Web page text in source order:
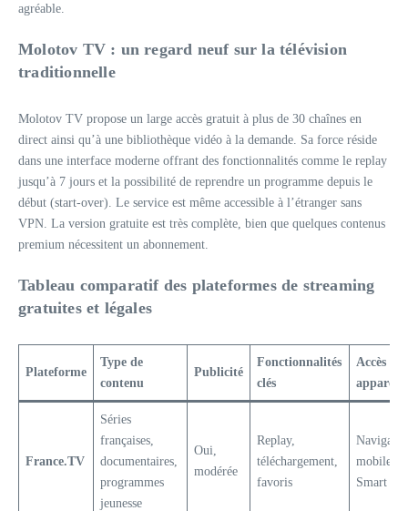
agréable.
Molotov TV : un regard neuf sur la télévision
traditionnelle
Molotov TV propose un large accès gratuit à plus de 30 chaînes en
direct ainsi qu’à une bibliothèque vidéo à la demande. Sa force réside
dans une interface moderne offrant des fonctionnalités comme le replay
jusqu’à 7 jours et la possibilité de reprendre un programme depuis le
début (start-over). Le service est même accessible à l’étranger sans
VPN. La version gratuite est très complète, bien que quelques contenus
premium nécessitent un abonnement.
Tableau comparatif des plateformes de streaming
gratuites et légales
Plateforme
Type de
contenu
Publicité
Fonctionnalités
clés
Accès sur
appareils
France.TV
Séries
françaises,
documentaires,
programmes
jeunesse
Oui,
modérée
Replay,
téléchargement,
favoris
mobiles,
Smart TV